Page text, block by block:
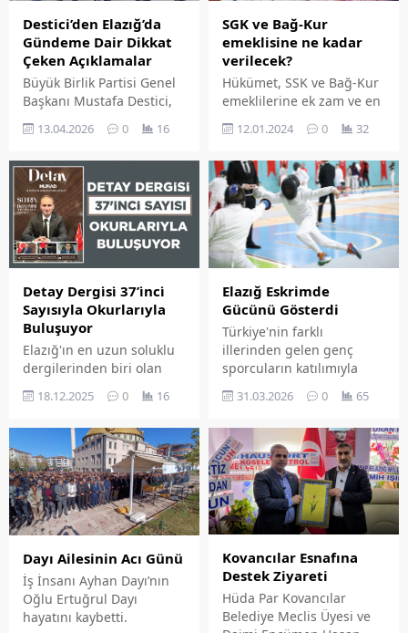
Destici’den Elazığ’da
Gündeme Dair Dikkat
Çeken Açıklamalar
Büyük Birlik Partisi Genel
Başkanı Mustafa Destici,
partisinin Elazığ İl
Kongresi'ne katılmak
bir katılımla gerçekleşen
kongre, Nurettin
Ardıçoğlu Kültür
Merkezi'nde düzenlendi.
Destici, partililer
tarafından coşkuyla
karşılandı.
13.04.2026 0 16
SGK ve Bağ-Kur
emeklisine ne kadar
verilecek?
Hükümet, SSK ve Bağ-Kur
emeklilerine ek zam ve en
düşük emekli maaşının
yükseltilmesiyle ilgili
düşük emekli aylığının
yükseltilmesine yönelik
farklı senaryoların yer
aldığı çalışma, Kabine
toplantısında
Cumhurbaşkanı Recep
Tayyip Erdoğan'a
sunulacak. Erdoğan'ın
onayının ardından ise
Meclis'e sevk edilerek
yasalaşacak.
12.01.2024 0 32
Detay Dergi̇si̇ 37’i̇nci̇
Sayısıyla Okurlarıyla
Buluşuyor
Elazığ'ın en uzun soluklu
dergilerinden biri olan
Detay Dergisi, 37'inci
sayısıyla yeniden
sayının kapak konuğu,
MÜSİAD Elazığ Şube
Başkanı Fatih Karakaya
oldu.
18.12.2025 0 16
Elazığ Eskrimde
Gücünü Gösterdi
Türkiye'nin farklı
illerinden gelen genç
sporcuların katılımıyla
düzenlenen U10 – U12 –
U14 Epe & Kılıç MCT NOX
Kılıç Spor Salonu'nda
büyük bir heyecanın
ardından tamamlandı.
31.03.2026 0 65
Dayı Ailesinin Acı Günü
İş İnsanı Ayhan Dayı’nın
Oğlu Ertuğrul Dayı
hayatını kaybetti.
Kovancılar Esnafına
Destek Ziyareti
Hüda Par Kovancılar
Belediye Meclis Üyesi ve